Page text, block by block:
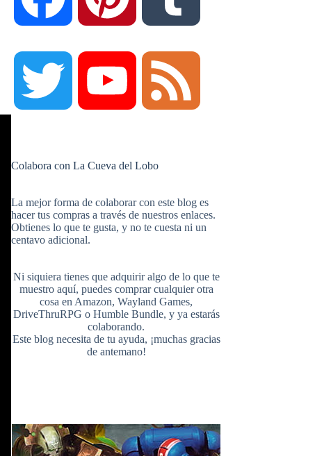
e
b
o
o
t
e
r
e
l
r
t
r
u
e
Colabora con La Cueva del Lobo
La mejor forma de colaborar con este blog es
hacer tus compras a través de nuestros enlaces.
Obtienes lo que te gusta, y no te cuesta ni un
centavo adicional.
Ni siquiera tienes que adquirir algo de lo que te
muestro aquí, puedes comprar cualquier otra
cosa en Amazon,Wayland Games,
DriveThruRPG o Humble Bundle, y ya estarás
colaborando.
Este blog necesita de tu ayuda, ¡muchas gracias
de antemano!